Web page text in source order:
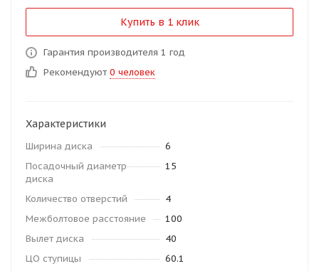
Купить в 1 клик
Гарантия производителя 1 год
Рекомендуют 0 человек
Характеристики
Ширина диска
6
Посадочный диаметр
диска
15
Количество отверстий
4
Межболтовое расстояние
100
Вылет диска
40
ЦО ступицы
60.1